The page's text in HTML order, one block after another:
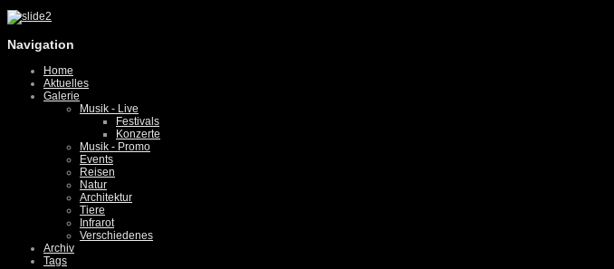
Navigation
Home
Aktuelles
Galerie
Musik - Live
Festivals
Konzerte
Musik - Promo
Events
Reisen
Natur
Architektur
Tiere
Infrarot
Verschiedenes
Archiv
Tags